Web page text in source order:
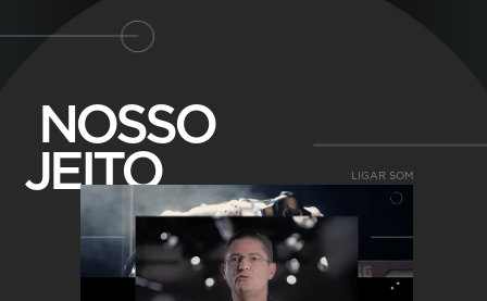
CAMPUS
PAULISTA
4 anos (3000 horas)
Horário
NOSSO
JEITO
LIGAR SOM